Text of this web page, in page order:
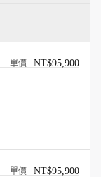
NT$95,900
NT$95,900